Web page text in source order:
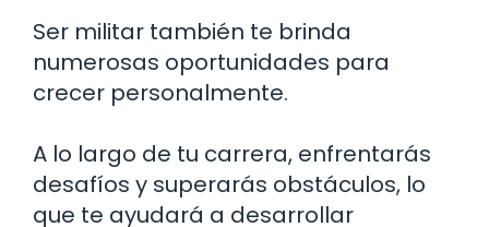
Ser militar también te brinda
numerosas oportunidades para
crecer personalmente.
A lo largo de tu carrera, enfrentarás
desafíos y superarás obstáculos, lo
que te ayudará a desarrollar